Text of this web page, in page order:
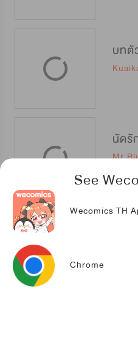
See
Wecomics TH
Chrome
บทตั
นัดรั